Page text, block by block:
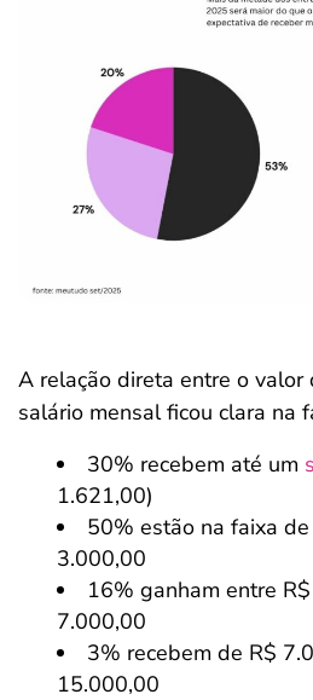
A relação direta entre o valor
salário mensal ficou clara na
30% recebem até um
1.621,00)
50% estão na faixa
3.000,00
16% ganham entre
7.000,00
3% recebem de R$
15.000,00